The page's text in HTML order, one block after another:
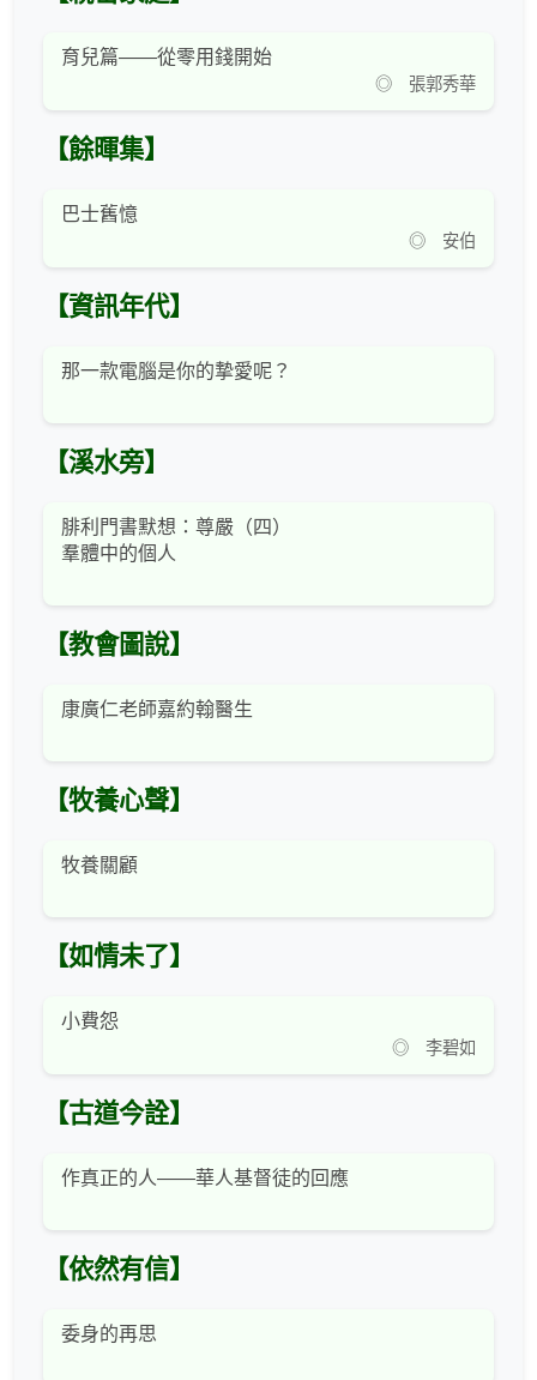
育兒篇——從零用錢開始
◎ 張郭秀華
【餘暉集】
巴士舊憶
◎ 安伯
【資訊年代】
那一款電腦是你的摯愛呢？
【溪水旁】
腓利門書默想：尊嚴（四）
羣體中的個人
【教會圖說】
康廣仁老師嘉約翰醫生
【牧養心聲】
牧養關顧
【如情未了】
小費怨
◎ 李碧如
【古道今詮】
作真正的人——華人基督徒的回應
【依然有信】
委身的再思